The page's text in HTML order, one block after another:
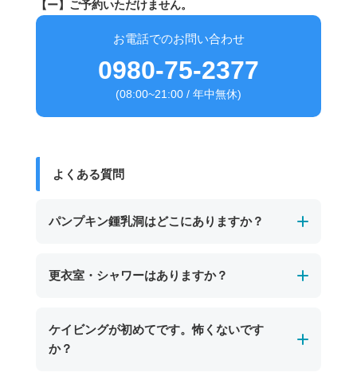
【ー】ご予約いただけません。
お電話でのお問い合わせ
0980-75-2377
(08:00~21:00 / 年中無休)
よくある質問
パンプキン鍾乳洞はどこにありますか？
パンプキン鍾乳洞は、宮古島の東南部、保良泉
干潮時にのみ入口が現れ、カボチャのような形
をした岩が特徴。宮古島市街地からは車で約30
更衣室・シャワーはありますか？
男女別の温水シャワーと更衣室、トイレを完備
しています。
ケイビングが初めてです。怖くないです
か？